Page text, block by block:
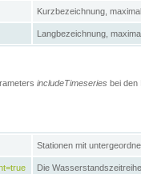
Kurzbezeichnung,
Langbezeichnung,
includeTimeseries bei
Stationen mit
Die